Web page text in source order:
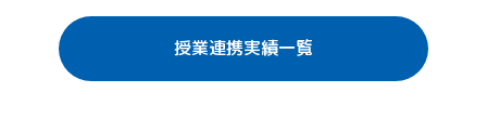
授業連携実績一覧